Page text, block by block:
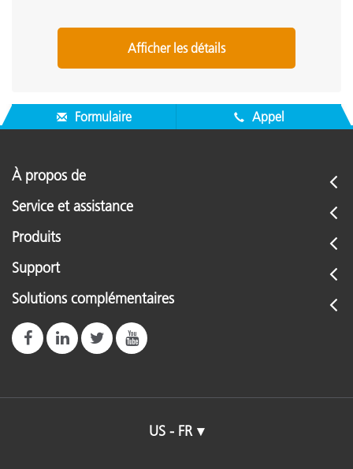
Afficher les détails
Formulaire Appel
À propos de
Service et assistance
Produits
Support
Solutions complémentaires
US - FR